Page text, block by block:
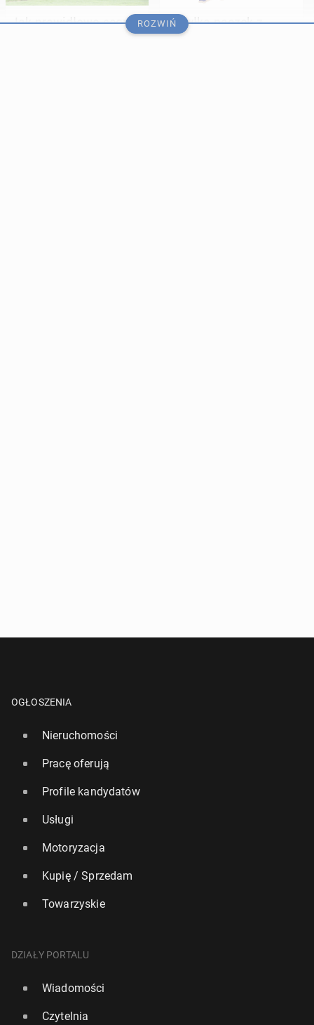
Jak pra­wi­dło­wo se­gre­
go­wać odpady w Anglii
Wysyłka paczek z
Polski do UK: Co warto
ROZWIŃ
OGŁOSZENIA
Nieruchomości
Pracę oferują
Profile kandydatów
Usługi
Motoryzacja
Kupię / Sprzedam
Towarzyskie
DZIAŁY PORTALU
Wiadomości
Czytelnia